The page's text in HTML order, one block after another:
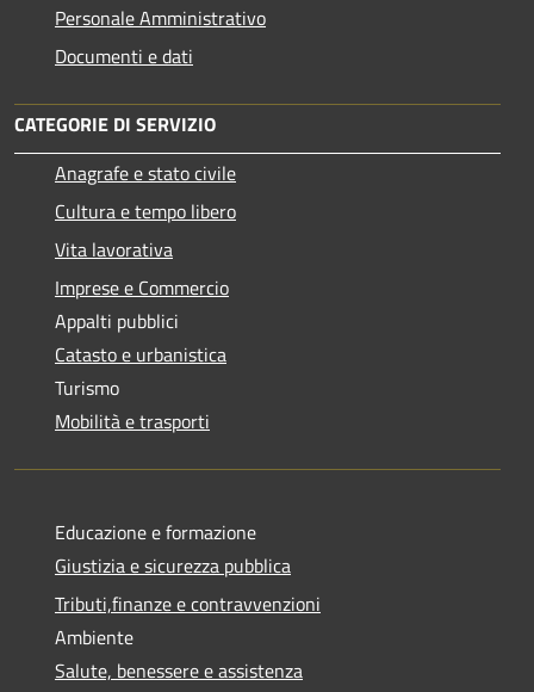
Personale Amministrativo
Documenti e dati
CATEGORIE DI SERVIZIO
Anagrafe e stato civile
Cultura e tempo libero
Vita lavorativa
Imprese e Commercio
Appalti pubblici
Catasto e urbanistica
Turismo
Mobilità e trasporti
Educazione e formazione
Giustizia e sicurezza pubblica
Tributi,finanze e contravvenzioni
Ambiente
Salute, benessere e assistenza